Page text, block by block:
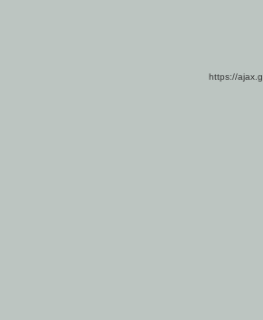
https://